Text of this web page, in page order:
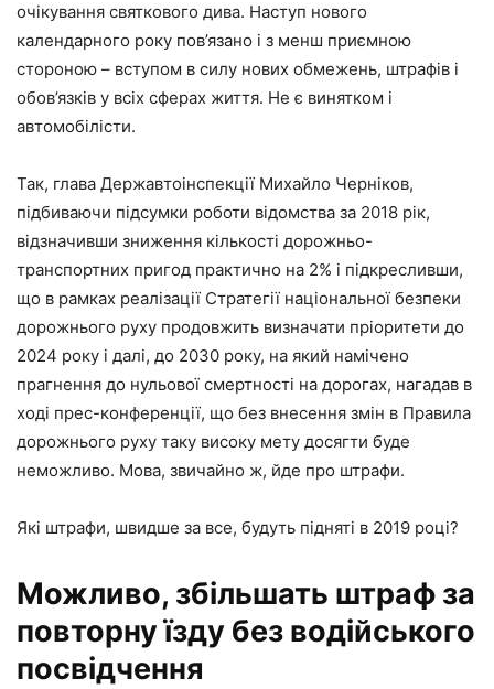
очікування святкового дива. Наступ нового
календарного року пов’язано і з менш приємною
стороною – вступом в силу нових обмежень, штрафів і
обов’язків у всіх сферах життя. Не є винятком і
автомобілісти.
Так, глава Державтоінспекції Михайло Черніков,
підбиваючи підсумки роботи відомства за 2018 рік,
відзначивши зниження кількості дорожньо-
транспортних пригод практично на 2% і підкресливши,
що в рамках реалізації Стратегії національної безпеки
дорожнього руху продовжить визначати пріоритети до
2024 року і далі, до 2030 року, на який намічено
прагнення до нульової смертності на дорогах, нагадав в
ході прес-конференції, що без внесення змін в Правила
дорожнього руху таку високу мету досягти буде
неможливо. Мова, звичайно ж, йде про штрафи.
Які штрафи, швидше за все, будуть підняті в 2019 році?
Можливо, збільшать штраф за
повторну їзду без водійського
посвідчення